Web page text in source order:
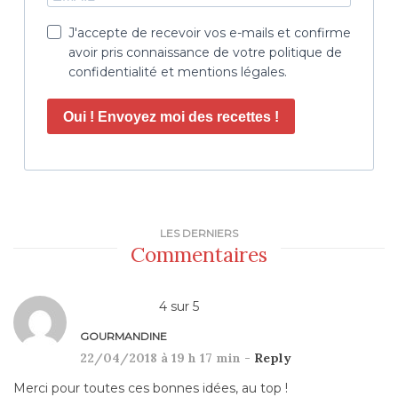
J'accepte de recevoir vos e-mails et confirme
avoir pris connaissance de votre politique de
confidentialité et mentions légales.
Oui ! Envoyez moi des recettes !
LES DERNIERS
Commentaires
4 sur 5
GOURMANDINE
22/04/2018 à 19 h 17 min - Reply
Merci pour toutes ces bonnes idées, au top !